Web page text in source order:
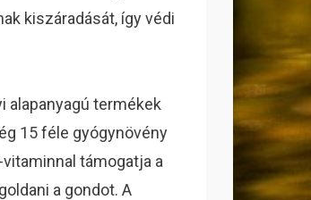
kiszáradását, így védi
alapanyagú termékek
15 féle gyógynövény
támogatja a
a gondot. A